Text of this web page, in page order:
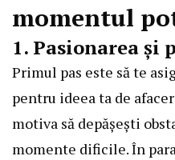
momentul
1. Pasionarea și
Primul pas este să te
pentru ideea ta de
motiva să depășești
momente dificile. În